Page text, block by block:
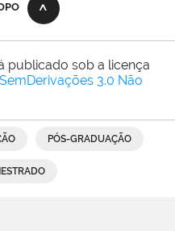
publicado sob a licença
3.0 Não
PÓS-GRADUAÇÃO